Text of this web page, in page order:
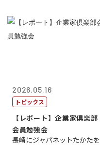
2026.05.16
トピックス
【レポート】企業家倶楽部
会員勉強会
長崎にジャパネットたかたを